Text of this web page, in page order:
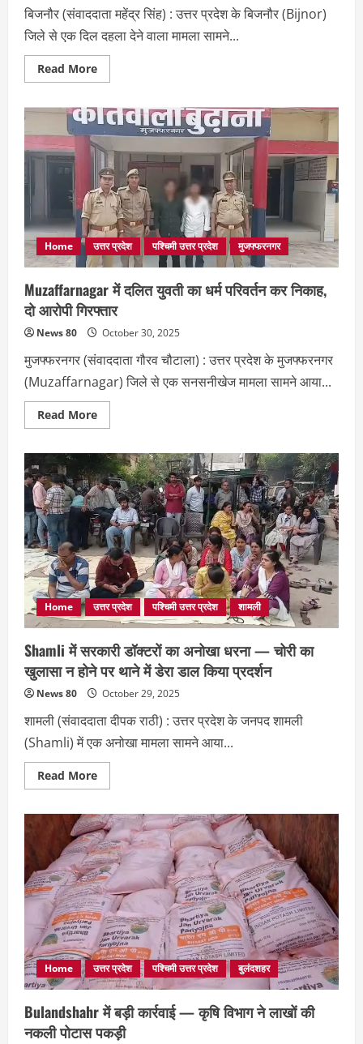
बिजनौर (संवाददाता महेंद्र सिंह) : उत्तर प्रदेश के बिजनौर (Bijnor)
जिले से एक दिल दहला देने वाला मामला सामने...
Read MoreRead
more
में
संदिग्ध
परिस्थितियों
में
महिला
की
मौत,
ससुरालियों
पर
जहर
देकर
हत्या
का
आरोप
Home उत्तर प्रदेश पश्चिमी उत्तर प्रदेश मुजफ्फरनगर
Muzaffarnagar में दलित युवती का धर्म परिवर्तन कर निकाह,
दो आरोपी गिरफ्तार
News 80 October 30, 2025
मुजफ्फरनगर (संवाददाता गौरव चौटाला) : उत्तर प्रदेश के मुजफ्फरनगर
(Muzaffarnagar) जिले से एक सनसनीखेज मामला सामने आया...
Read MoreRead
more
में
दलित
युवती
का
धर्म
परिवर्तन
कर
निकाह,
दो
आरोपी
गिरफ्तार
Home उत्तर प्रदेश पश्चिमी उत्तर प्रदेश शामली
Shamli में सरकारी डॉक्टरों का अनोखा धरना — चोरी का
खुलासा न होने पर थाने में डेरा डाल किया प्रदर्शन
News 80 October 29, 2025
शामली (संवाददाता दीपक राठी) : उत्तर प्रदेश के जनपद शामली
(Shamli) में एक अनोखा मामला सामने आया...
Read MoreRead
more
में
सरकारी
डॉक्टरों
का
अनोखा
धरना
—
चोरी
का
खुलासा
न
होने
पर
थाने
में
डेरा
डाल
किया
प्रदर्शन
Home उत्तर प्रदेश पश्चिमी उत्तर प्रदेश बुलंदशहर
Bulandshahr में बड़ी कार्रवाई — कृषि विभाग ने लाखों की
नकली पोटास पकड़ी